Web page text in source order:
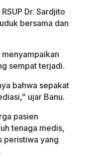
Dr. Sardjito
bersama dan
sempat terjadi.
bahwa sepakat
ujar Banu.
pasien
tenaga medis,
peristiwa yang